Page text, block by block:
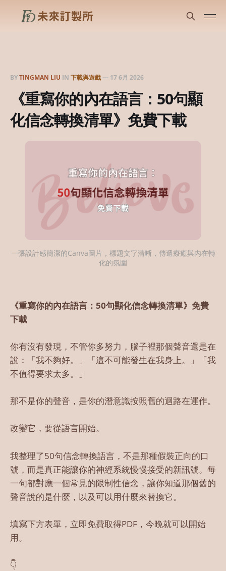
BYTINGMAN LIU IN 下載與遊戲— 17 6月 2026
《重寫你的內在語言：50句顯
化信念轉換清單》免費下載
一張設計感簡潔的Canva圖片，標題文字清晰，傳遞療癒與內在轉
化的氛圍
《重寫你的內在語言：50句顯化信念轉換清單》免費
下載
你有沒有發現，不管你多努力，腦子裡那個聲音還是在
說：「我不夠好。」「這不可能發生在我身上。」「我
不值得要求太多。」
那不是你的聲音，是你的潛意識按照舊的迴路在運作。
改變它，要從語言開始。
我整理了50句信念轉換語言，不是那種假裝正向的口
號，而是真正能讓你的神經系統慢慢接受的新訊號。每
一句都對應一個常見的限制性信念，讓你知道那個舊的
聲音說的是什麼，以及可以用什麼來替換它。
填寫下方表單，立即免費取得PDF，今晚就可以開始
用。
👇